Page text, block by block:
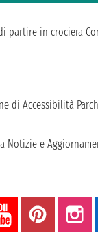
partire in crociera
di Accessibilità
Notizie e